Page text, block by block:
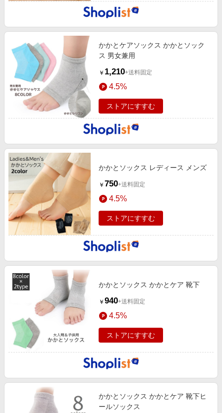
旅行・レジャー・ホテル予約
生活・お役立ち
金融・マネー・保険
デジタルコンテンツ
ビジネス・その他サービス
わくわく夏特集
Apple公式サイト×楽天カード分割払い
Qoo10メガポ
Samsung ボーナスキャンペーン
週末の高還元 夏の長期版
かかとケアソックス かかとソック
ス 男女兼用
￥ 1,210+送料固定
4.5%
ストアにすすむ
かかとソックス レディース メンズ
￥ 750+送料固定
4.5%
ストアにすすむ
かかとソックス かかとケア 靴下
￥ 940+送料固定
4.5%
ストアにすすむ
かかとソックス かかとケア 靴下ヒ
ールソックス